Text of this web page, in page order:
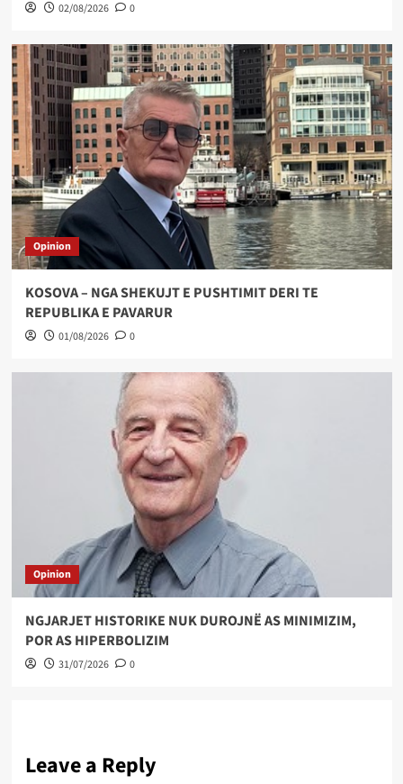
02/08/2026 0
Opinion
KOSOVA – NGA SHEKUJT E PUSHTIMIT DERI TE
REPUBLIKA E PAVARUR
01/08/2026 0
Opinion
NGJARJET HISTORIKE NUK DUROJNË AS MINIMIZIM,
POR AS HIPERBOLIZIM
31/07/2026 0
Leave a Reply